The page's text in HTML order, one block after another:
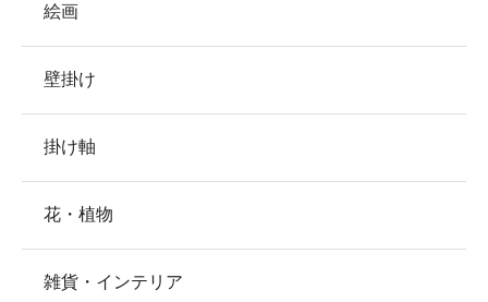
絵画
壁掛け
掛け軸
花・植物
雑貨・インテリア